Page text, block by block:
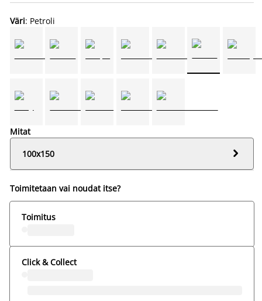
Väri: Petroli
Mitat
100x150

Toimitetaan vai noudat itse?
Toimitus
Click & Collect